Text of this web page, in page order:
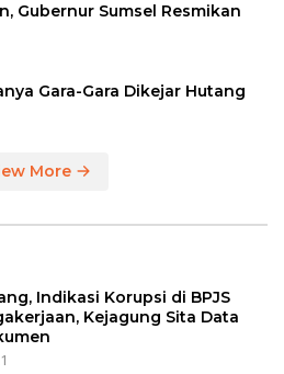
Gubernur Sumsel Resmikan
Gara-Gara Dikejar Hutang
More
Indikasi Korupsi di BPJS
Kejagung Sita Data